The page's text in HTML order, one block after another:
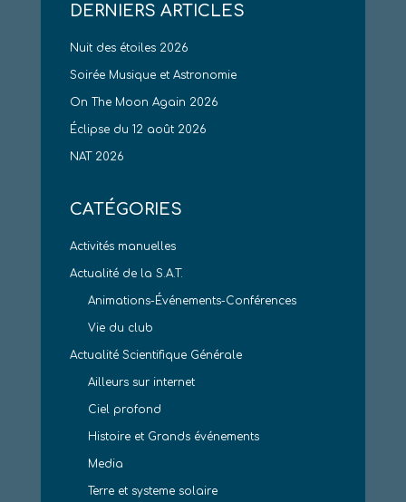
DERNIERS ARTICLES
Nuit des étoiles 2026
Soirée Musique et Astronomie
On The Moon Again 2026
Éclipse du 12 août 2026
NAT 2026
CATÉGORIES
Activités manuelles
Actualité de la S.A.T.
Animations-Événements-Conférences
Vie du club
Actualité Scientifique Générale
Ailleurs sur internet
Ciel profond
Histoire et Grands événements
Media
Terre et systeme solaire